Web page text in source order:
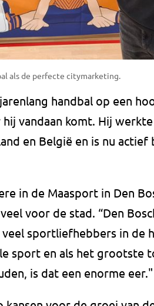
als de perfecte citymarketing.
handbal op een
vandaan komt. Hij
en België en is nu
in de Maasport in Den
voor de stad. “Den
sportliefhebbers in de
sport en als het grootste
is dat een enorme eer."